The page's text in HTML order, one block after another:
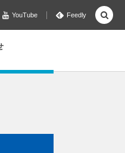
YouTube Feedly